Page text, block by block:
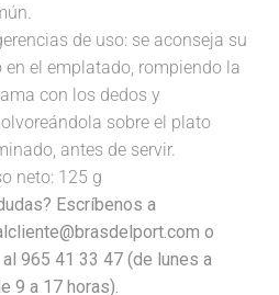
de uso: se aconseja su
en el emplatado, rompiendo la
con los dedos y
sobre el plato
antes de servir.
neto: 125 g
Escríbenos a
o
al 965 41 33 47 (de lunes a
9 a 17 horas).